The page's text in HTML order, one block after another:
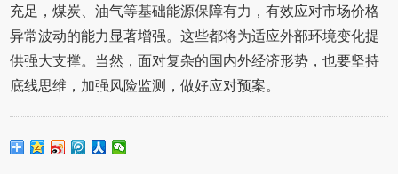
充足，煤炭、油气等基础能源保障有力，有效应对市场价格
异常波动的能力显著增强。这些都将为适应外部环境变化提
供强大支撑。当然，面对复杂的国内外经济形势，也要坚持
底线思维，加强风险监测，做好应对预案。